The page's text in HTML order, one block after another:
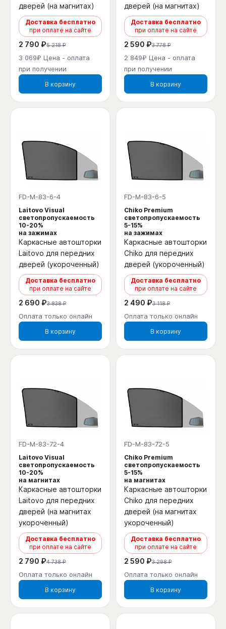
дверей (на магнитах)
Доставка бесплатно
при оплате на сайте
2 790 ₽5 218 ₽
3 069₽ Цена - оплата
при получении
В корзину
дверей (на магнитах)
Доставка бесплатно
при оплате на сайте
2 590 ₽3 778 ₽
2 849₽ Цена - оплата
при получении
В корзину
FD-M-83-6-4
Laitovo Visual
светопропускаемость
10-20%
на зажимах
Каркасные автошторки
Laitovo для передних
дверей (укороченный)
Доставка бесплатно
при оплате на сайте
2 690 ₽3 838 ₽
Оплата только онлайн
В корзину
FD-M-83-6-5
Chiko Premium
светопропускаемость
5-15%
на зажимах
Каркасные автошторки
Chiko для передних
дверей (укороченный)
Доставка бесплатно
при оплате на сайте
2 490 ₽3 118 ₽
Оплата только онлайн
В корзину
FD-M-83-72-4
Laitovo Visual
светопропускаемость
10-20%
на магнитах
Каркасные автошторки
Laitovo для передних
дверей (на магнитах
укороченный)
Доставка бесплатно
при оплате на сайте
2 790 ₽4 738 ₽
Оплата только онлайн
В корзину
FD-M-83-72-5
Chiko Premium
светопропускаемость
5-15%
на магнитах
Каркасные автошторки
Chiko для передних
дверей (на магнитах
укороченный)
Доставка бесплатно
при оплате на сайте
2 590 ₽3 298 ₽
Оплата только онлайн
В корзину